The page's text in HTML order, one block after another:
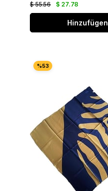
$ 27.78
$ 55.56
Hinzufügen